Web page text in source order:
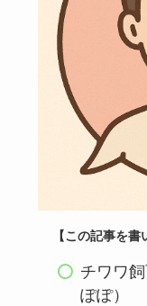
【この記事を書
チワワ
ぽぽ）